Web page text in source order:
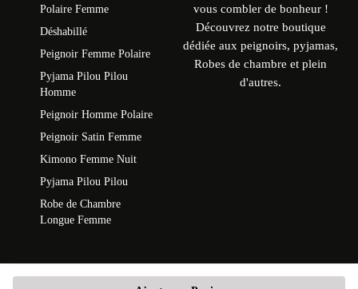
Polaire Femme
Déshabillé
Peignoir Femme Polaire
Pyjama Pilou Pilou
Homme
Peignoir Homme Polaire
Peignoir Satin Femme
Kimono Femme Nuit
Pyjama Pilou Pilou
Robe de Chambre
Longue Femme
vous combler de bonheur !
Découvrez notre boutique
dédiée aux peignoirs, pyjamas,
Robes de chambre et plein
d'autres.